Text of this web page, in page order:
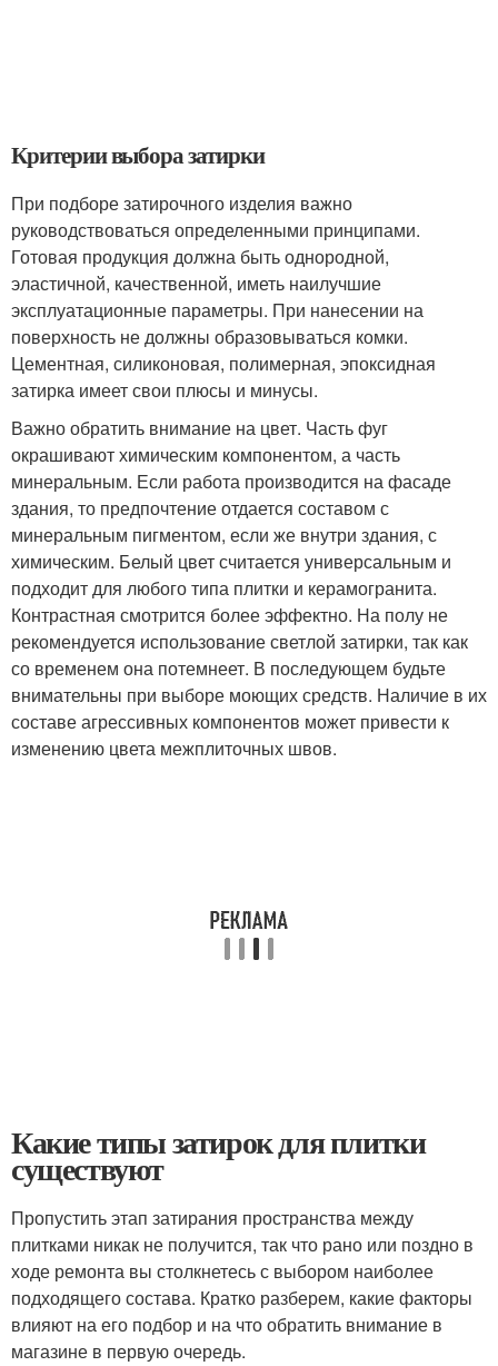
Критерии выбора затирки
При подборе затирочного изделия важно
руководствоваться определенными принципами.
Готовая продукция должна быть однородной,
эластичной, качественной, иметь наилучшие
эксплуатационные параметры. При нанесении на
поверхность не должны образовываться комки.
Цементная, силиконовая, полимерная, эпоксидная
затирка имеет свои плюсы и минусы.
Важно обратить внимание на цвет. Часть фуг
окрашивают химическим компонентом, а часть
минеральным. Если работа производится на фасаде
здания, то предпочтение отдается составом с
минеральным пигментом, если же внутри здания, с
химическим. Белый цвет считается универсальным и
подходит для любого типа плитки и керамогранита.
Контрастная смотрится более эффектно. На полу не
рекомендуется использование светлой затирки, так как
со временем она потемнеет. В последующем будьте
внимательны при выборе моющих средств. Наличие в их
составе агрессивных компонентов может привести к
изменению цвета межплиточных швов.
Какие типы затирок для плитки
существуют
Пропустить этап затирания пространства между
плитками никак не получится, так что рано или поздно в
ходе ремонта вы столкнетесь с выбором наиболее
подходящего состава. Кратко разберем, какие факторы
влияют на его подбор и на что обратить внимание в
магазине в первую очередь.